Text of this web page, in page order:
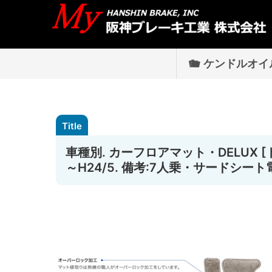
ケンドルオイ
車種別. カーフロアマット・DELUX
～H24/5. 備考:7人乗・サードシー